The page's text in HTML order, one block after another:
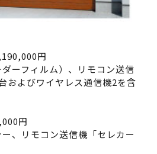
円
ダーフィルム）、リモコン送信
およびワイヤレス通信機2を含
円
ー、リモコン送信機「セレカー